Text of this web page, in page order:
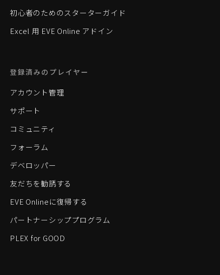
初心者のためのスターターガイド
Excel 用 EVE Online アドイン
登録済みのプレイヤー
アカウント管理
サポート
コミュニティ
フォーラム
デベロッパー
友だちを勧誘する
EVE Onlineに復帰する
パートナーシッププログラム
PLEX for GOOD